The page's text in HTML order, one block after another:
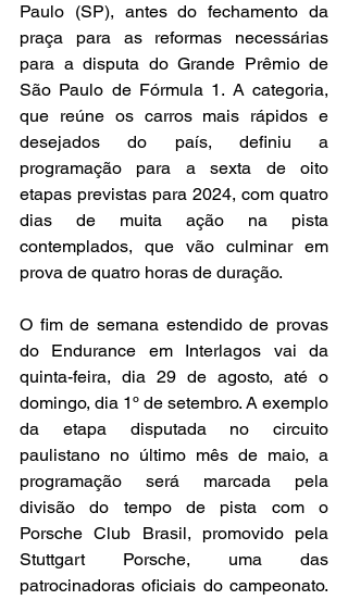
Paulo (SP), antes do fechamento da
praça para as reformas necessárias
para a disputa do Grande Prêmio de
São Paulo de Fórmula 1. A categoria,
que reúne os carros mais rápidos e
desejados do país, definiu a
programação para a sexta de oito
etapas previstas para 2024, com quatro
dias de muita ação na pista
contemplados, que vão culminar em
prova de quatro horas de duração.
O fim de semana estendido de provas
do Endurance em Interlagos vai da
quinta-feira, dia 29 de agosto, até o
domingo, dia 1º de setembro. A exemplo
da etapa disputada no circuito
paulistano no último mês de maio, a
programação será marcada pela
divisão do tempo de pista com o
Porsche Club Brasil, promovido pela
Stuttgart Porsche, uma das
patrocinadoras oficiais do campeonato.